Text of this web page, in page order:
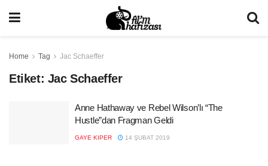
Home Tag Jac Schaeffer
Etiket: Jac Schaeffer
Anne Hathaway ve Rebel Wilson’lı “The
Hustle”dan Fragman Geldi
GAYE KIPER 14 ŞUBAT 2019